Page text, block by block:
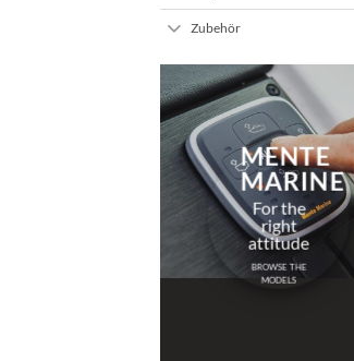
Zubehör
MENTE
MARINE
For the
right
attitude
BROWSE THE
MODELS